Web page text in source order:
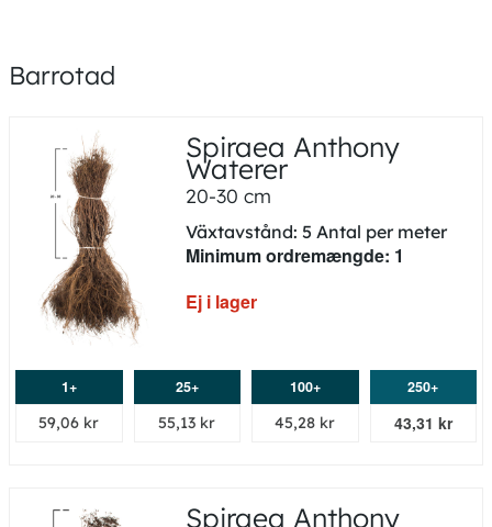
Barrotad
Spiraea Anthony
Waterer
20-30 cm
Växtavstånd: 5 Antal per meter
Minimum ordremængde: 1
Ej i lager
1+
59,06 kr
25+
55,13 kr
100+
45,28 kr
250+
43,31 kr
Spiraea Anthony